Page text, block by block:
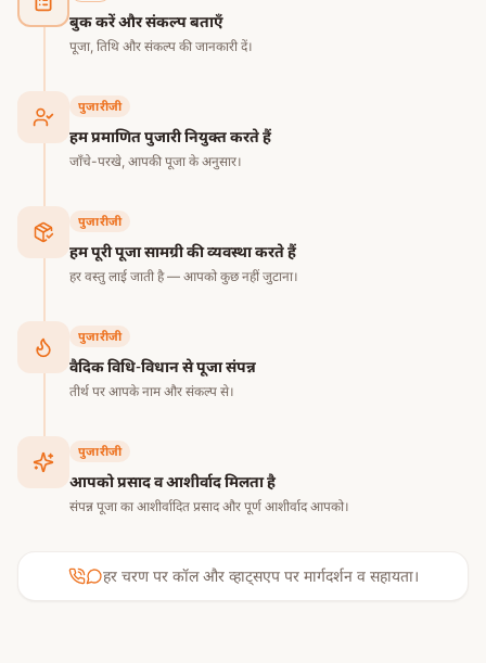
बुक करें और संकल्प बताएँ
पूजा, तिथि और संकल्प की जानकारी दें।
पुजारीजी
हम प्रमाणित पुजारी नियुक्त करते हैं
जाँचे-परखे, आपकी पूजा के अनुसार।
पुजारीजी
हम पूरी पूजा सामग्री की व्यवस्था करते हैं
हर वस्तु लाई जाती है — आपको कुछ नहीं जुटाना।
पुजारीजी
वैदिक विधि-विधान से पूजा संपन्न
तीर्थ पर आपके नाम और संकल्प से।
पुजारीजी
आपको प्रसाद व आशीर्वाद मिलता है
संपन्न पूजा का आशीर्वादित प्रसाद और पूर्ण आशीर्वाद आपको।
हर चरण पर कॉल और व्हाट्सएप पर मार्गदर्शन व सहायता।